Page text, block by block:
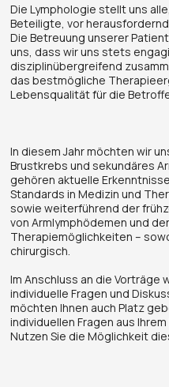
Die Lymphologie stellt uns
Beteiligte, vor
Die Betreuung unserer
uns, dass wir uns stets
disziplinübergreifend
das bestmögliche
Lebensqualität für die
In diesem Jahr möchten wir
Brustkrebs und sekundäres
gehören aktuelle
Standards in Medizin und
sowie weiterführend der
von Armlymphödemen und
Therapiemöglichkeiten –
chirurgisch.
Im Anschluss an die Vorträge
individuelle Fragen und
möchten Ihnen auch Platz
individuellen Fragen aus
Nutzen Sie die Möglichkeit